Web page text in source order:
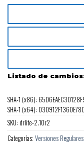
de 5
Listado de
SHA-1 (x86):
SHA-1 (x64):
SKU: drlite-2.10r2
Categorías: Versiones